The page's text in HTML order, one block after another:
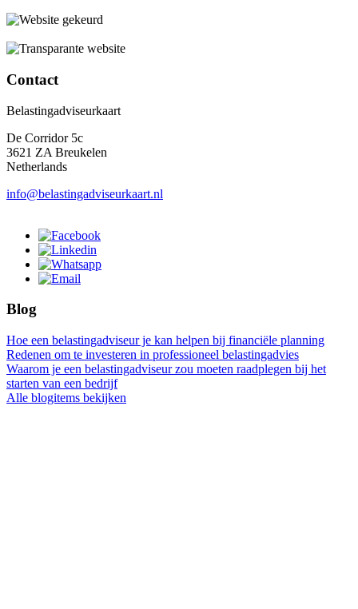
Contact
Belastingadviseurkaart
De Corridor 5c
3621 ZA Breukelen
Netherlands
info@belastingadviseurkaart.nl
Blog
Hoe een belastingadviseur je kan helpen bij financiële planning
Redenen om te investeren in professioneel belastingadvies
Waarom je een belastingadviseur zou moeten raadplegen bij het
starten van een bedrijf
Alle blogitems bekijken